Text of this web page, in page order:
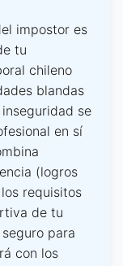
impostor es
tu
chileno
blandas
se
en sí
(logros
requisitos
de tu
para
con los